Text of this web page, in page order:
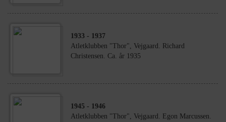
1933 - 1937
Atletklubben "Thor", Vejgaard. Richard
Christensen. Ca. år 1935
1945 - 1946
Atletklubben "Thor", Vejgaard. Egon Marcussen.